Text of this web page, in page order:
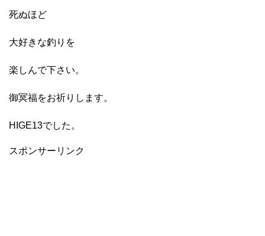
死ぬほど
大好きな釣りを
楽しんで下さい。
御冥福をお祈りします。
HIGE13でした。
スポンサーリンク